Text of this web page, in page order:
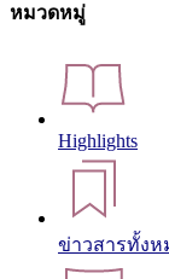
หมวดหมู่
Highlights
ข่าวสารทั้งห